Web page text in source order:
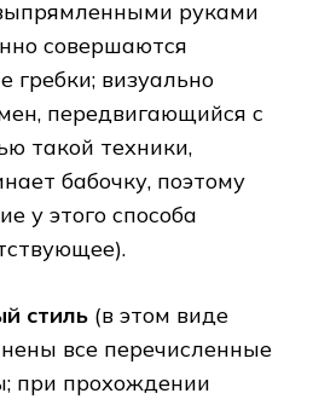
руками
совершаются
гребки; визуально
передвигающийся с
такой техники,
бабочку, поэтому
у этого способа
стиль (в этом виде
все перечисленные
при прохождении